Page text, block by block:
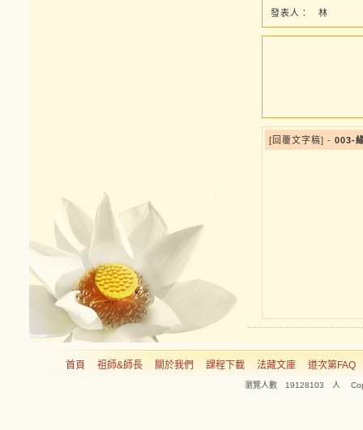
發表人： 林
[回覆文字稿] - 003-
首頁 祖師&師長 關於我們 課程下載 法藏文庫 道次第FAQ
瀏覽人數 19128103 人